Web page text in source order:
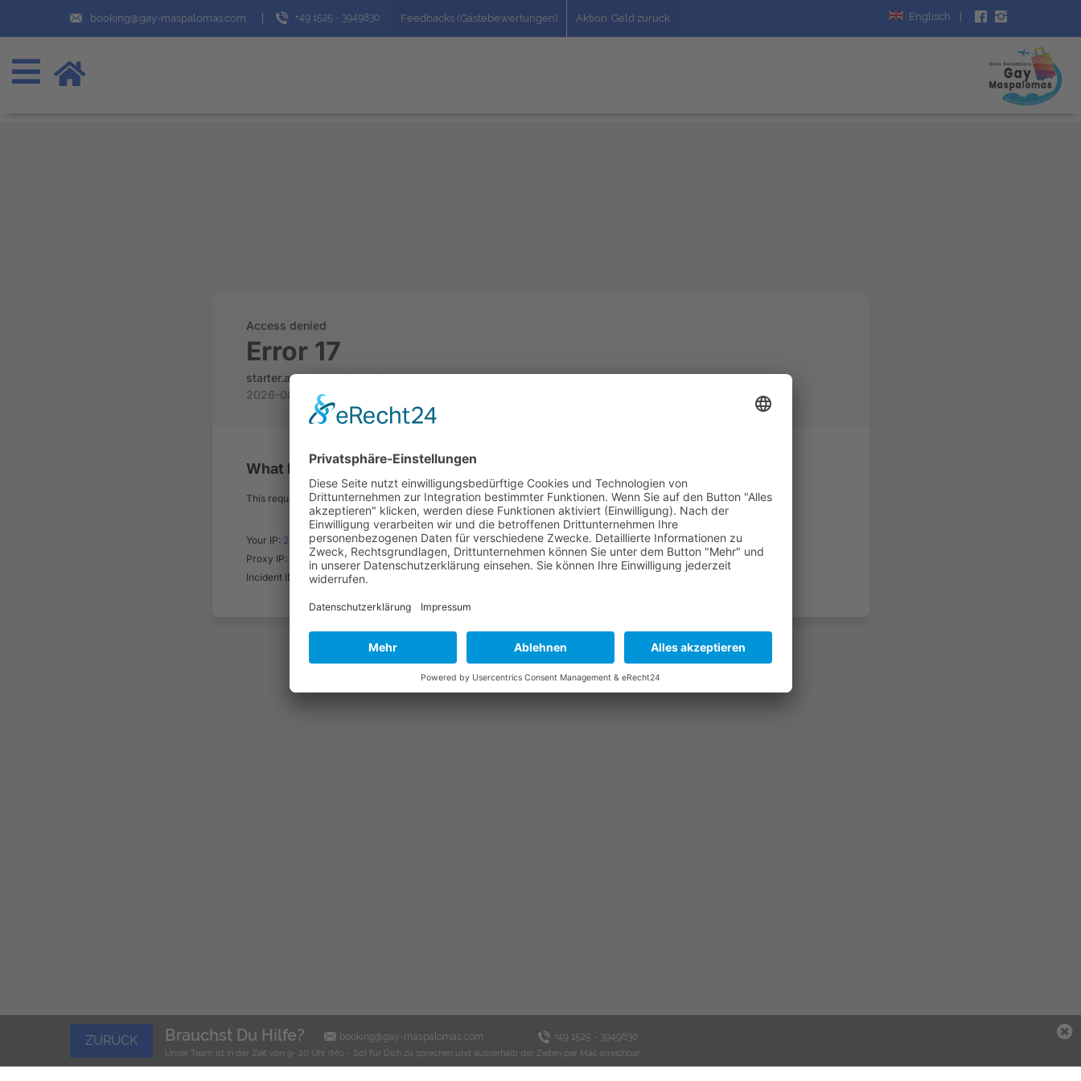
booking@gay-maspalomas.com +49 1525 - 3949830 Feedbacks (Gästebewertungen) Aktion: Geld zurück Englisch
ZURÜCK Brauchst Du Hilfe?
Unser Team ist in der Zeit von 9- 20 Uhr (Mo - So) für Dich zu sprechen und ausserhalb der Zeiten per Mail erreichbar
booking@gay-maspalomas.com +49 1525 - 3949830